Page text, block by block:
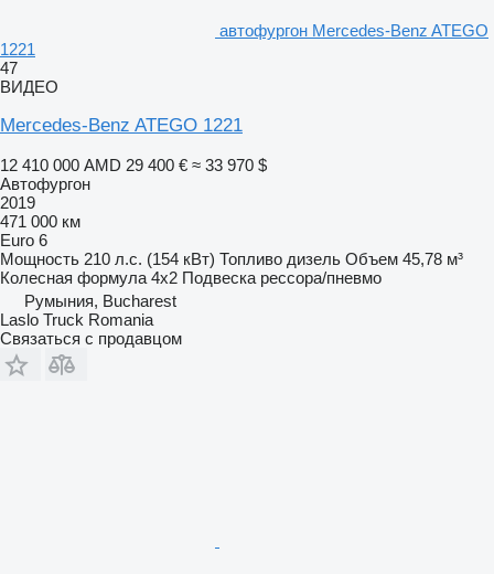
автофургон Mercedes-Benz ATEGO
1221
47
ВИДЕО
Mercedes-Benz ATEGO 1221
12 410 000 AMD 29 400 € ≈ 33 970 $
Автофургон
2019
471 000 км
Euro 6
Мощность 210 л.с. (154 кВт) Топливо дизель Объем 45,78 м³
Колесная формула 4x2 Подвеска рессора/пневмо
Румыния, Bucharest
Laslo Truck Romania
Связаться с продавцом